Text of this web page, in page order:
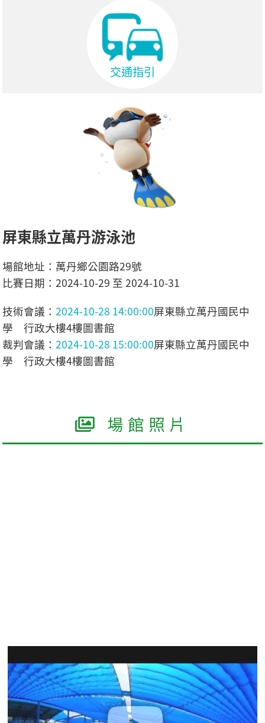
交通指引
屏東縣立萬丹游泳池
場館地址：萬丹鄉公園路29號
比賽日期：2024-10-29 至 2024-10-31
技術會議：2024-10-28 14:00:00屏東縣立萬丹國民中
學 行政大樓4樓圖書館
裁判會議：2024-10-28 15:00:00屏東縣立萬丹國民中
學 行政大樓4樓圖書館
場館照片